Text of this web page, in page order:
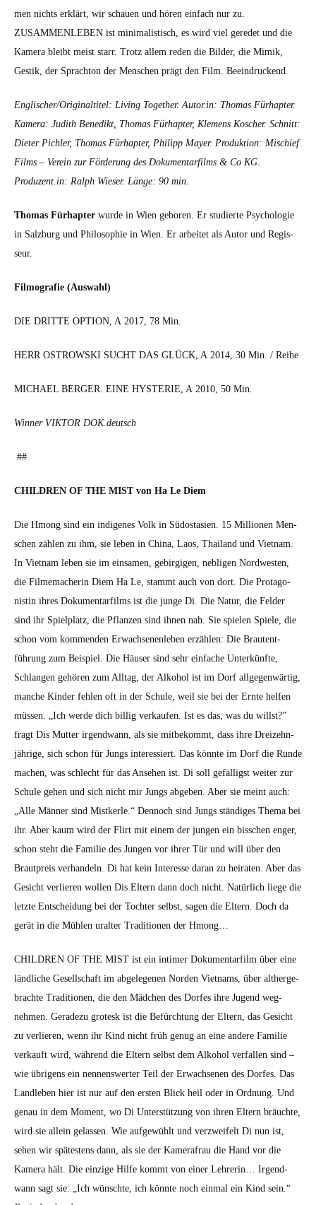
men nichts erk­lärt, wir schauen und hören ein­fach nur zu.
ZUSAMMENLEBEN ist min­i­mal­is­tisch, es wird viel gere­det und die
Kam­era bleibt meist starr. Trotz allem reden die Bilder, die Mimik,
Gestik, der Sprach­ton der Men­schen prägt den Film. Beein­druck­end.
Englischer/Originaltitel: Liv­ing Togeth­er. Autor.in: Thomas Fürhap­ter.
Kam­era: Judith Benedikt, Thomas Fürhap­ter, Kle­mens Kosch­er. Schnitt:
Dieter Pich­ler, Thomas Fürhap­ter, Philipp May­er. Pro­duk­tion: Mis­chief
Films – Vere­in zur Förderung des Doku­men­tarfilms & Co KG.
Produzent.in: Ralph Wieser. Länge: 90 min.
Thomas Fürhap­ter wurde in Wien geboren. Er studierte Psy­cholo­gie
in Salzburg und Philoso­phie in Wien. Er arbeit­et als Autor und Regis­
seur.
Fil­mo­grafie (Auswahl)
DIE DRITTE OPTION, A 2017, 78 Min.
HERR OSTROWSKI SUCHT DAS GLÜCK, A 2014, 30 Min. / Rei­he
MICHAEL BERGER. EINE HYSTERIE, A 2010, 50 Min.
Win­ner VIKTOR DOK.deutsch
##
CHILDREN OF THE MIST von Ha Le Diem
Die Hmong sind ein indi­genes Volk in Südostasien. 15 Mil­lio­nen Men­
schen zählen zu ihm, sie leben in Chi­na, Laos, Thai­land und Viet­nam.
In Viet­nam leben sie im ein­samen, gebir­gi­gen, nebli­gen Nord­west­en,
die Filmemacherin Diem Ha Le, stammt auch von dort. Die Pro­tag­o­
nistin ihres Doku­men­tarfilms ist die junge Di. Die Natur, die Felder
sind ihr Spielplatz, die Pflanzen sind ihnen nah. Sie spie­len Spiele, die
schon vom kom­menden Erwach­se­nen­leben erzählen: Die Braut­ent­
führung zum Beispiel. Die Häuser sind sehr ein­fache Unterkün­fte,
Schlangen gehören zum All­t­ag, der Alko­hol ist im Dorf all­ge­gen­wär­tig,
manche Kinder fehlen oft in der Schule, weil sie bei der Ernte helfen
müssen. „Ich werde dich bil­lig verkaufen. Ist es das, was du willst?”
fragt Dis Mut­ter irgend­wann, als sie mit­bekommt, dass ihre Dreizehn­
jährige, sich schon für Jungs inter­essiert. Das kön­nte im Dorf die Runde
machen, was schlecht für das Anse­hen ist. Di soll gefäl­ligst weit­er zur
Schule gehen und sich nicht mir Jungs abgeben. Aber sie meint auch:
„Alle Män­ner sind Mis­tk­er­le.“ Den­noch sind Jungs ständi­ges The­ma bei
ihr. Aber kaum wird der Flirt mit einem der jun­gen ein biss­chen enger,
schon ste­ht die Fam­i­lie des Jun­gen vor ihrer Tür und will über den
Braut­preis ver­han­deln. Di hat kein Inter­esse daran zu heirat­en. Aber das
Gesicht ver­lieren wollen Dis Eltern dann doch nicht. Natür­lich liege die
let­zte Entschei­dung bei der Tochter selb­st, sagen die Eltern. Doch da
gerät in die Mühlen ural­ter Tra­di­tio­nen der Hmong…
CHILDREN OF THE MIST ist ein intimer Doku­men­tarfilm über eine
ländliche Gesellschaft im abgele­ge­nen Nor­den Viet­nams, über altherge­
brachte Tra­di­tio­nen, die den Mäd­chen des Dor­fes ihre Jugend weg­
nehmen. Ger­adezu grotesk ist die Befürch­tung der Eltern, das Gesicht
zu ver­lieren, wenn ihr Kind nicht früh genug an eine andere Fam­i­lie
verkauft wird, während die Eltern selb­st dem Alko­hol ver­fall­en sind –
wie übri­gens ein nen­nenswert­er Teil der Erwach­se­nen des Dor­fes. Das
Landleben hier ist nur auf den ersten Blick heil oder in Ord­nung. Und
genau in dem Moment, wo Di Unter­stützung von ihren Eltern bräuchte,
wird sie allein gelassen. Wie aufgewühlt und verzweifelt Di nun ist,
sehen wir spätestens dann, als sie der Kam­er­afrau die Hand vor die
Kam­era hält. Die einzige Hil­fe kommt von ein­er Lehrerin… Irgend­
wann sagt sie: „Ich wün­schte, ich kön­nte noch ein­mal ein Kind sein.“